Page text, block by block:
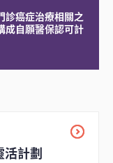
診癌症治療相關之
成自願醫保認可計
活計劃